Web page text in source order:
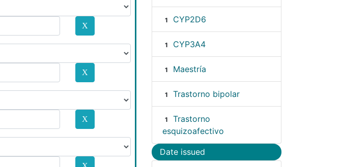
1 CYP2D6
1 CYP3A4
1 Maestría
1 Trastorno bipolar
1
Trastorno
esquizoafectivo
Date issued